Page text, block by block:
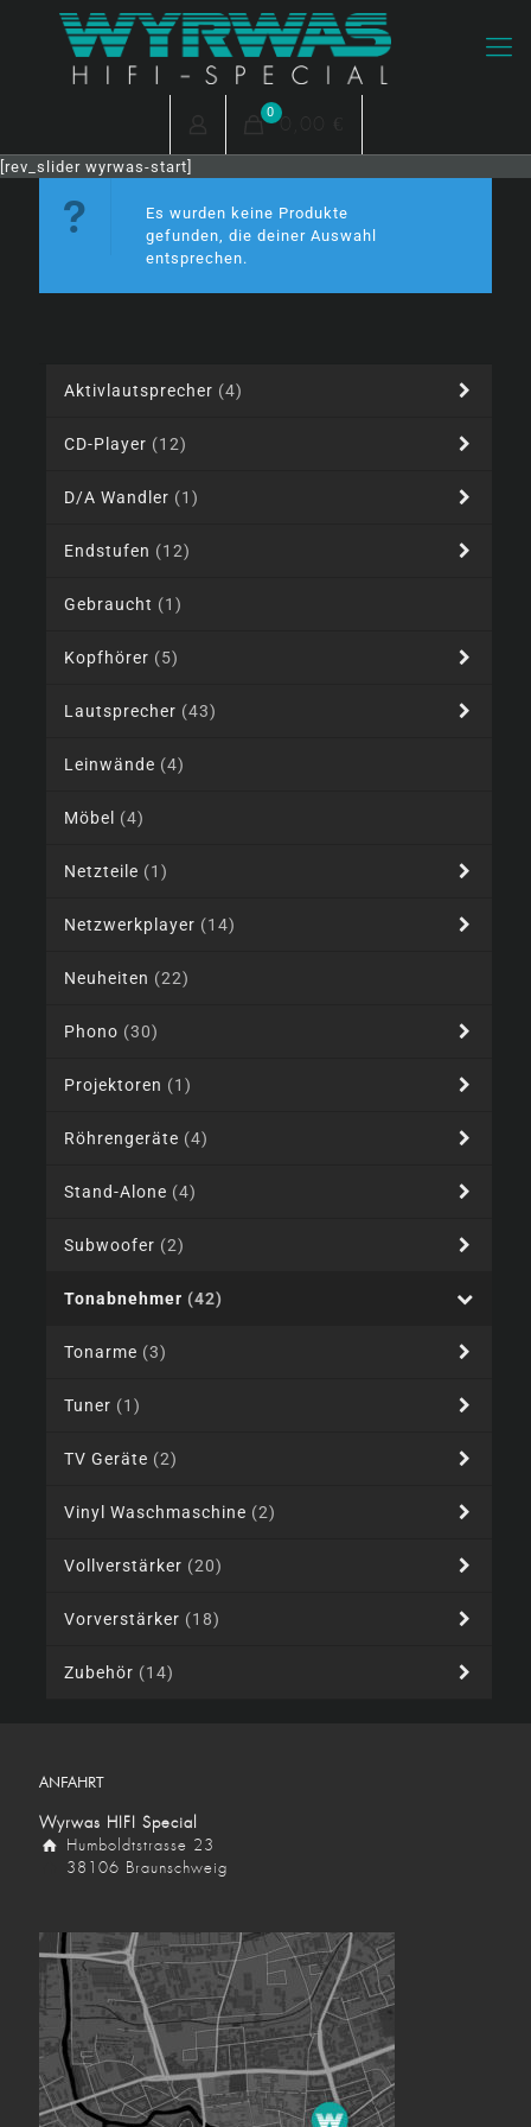
0 0,00 €
[rev_slider wyrwas-start]
Es wurden keine Produkte
gefunden, die deiner Auswahl
entsprechen.
Aktivlautsprecher (4)
CD-Player (12)
D/A Wandler (1)
Endstufen (12)
Gebraucht (1)
Kopfhörer (5)
Lautsprecher (43)
Leinwände (4)
Möbel (4)
Netzteile (1)
Netzwerkplayer (14)
Neuheiten (22)
Phono (30)
Projektoren (1)
Röhrengeräte (4)
Stand-Alone (4)
Subwoofer (2)
Tonabnehmer (42)
Tonarme (3)
Tuner (1)
TV Geräte (2)
Vinyl Waschmaschine (2)
Vollverstärker (20)
Vorverstärker (18)
Zubehör (14)
ANFAHRT
Wyrwas HIFI Special
Humboldtstrasse 23
38106 Braunschweig